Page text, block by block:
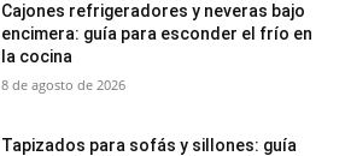
Cajones refrigeradores y neveras bajo
encimera: guía para esconder el frío en
la cocina
8 de agosto de 2026
Tapizados para sofás y sillones: guía